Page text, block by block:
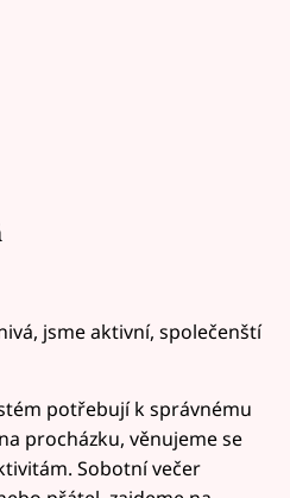
jsme aktivní, společenští
potřebují k správnému
procházku, věnujeme se
Sobotní večer